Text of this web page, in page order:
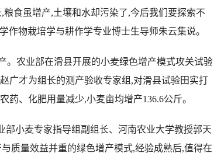
食虽增产,土壤和水却污染了,今后我们要探索不
作物栽培学与耕作学专业博士生导师朱云集说。
农业部在滑县开展的小麦绿色增产模式攻关试验
广才为组长的测产验收专家组,对滑县试验田实打
药、化肥用量减少,小麦亩均增产136.6公斤。
小麦专家指导组副组长、河南农业大学教授郭天
质量效益并重的绿色增产模式,经验成熟后,值得在